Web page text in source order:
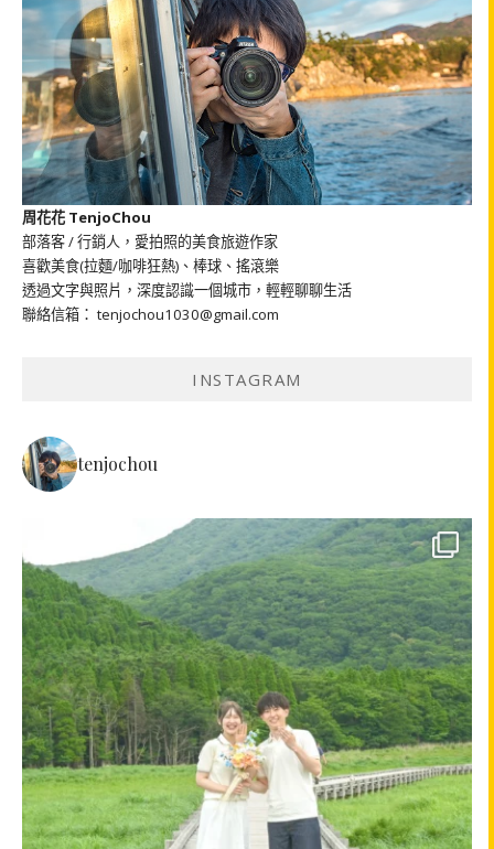
周花花 TenjoChou
部落客 / 行銷人，愛拍照的美食旅遊作家
喜歡美食(拉麵/咖啡狂熱)、棒球、搖滾樂
透過文字與照片，深度認識一個城市，輕輕聊聊生活
聯絡信箱： tenjochou1030@gmail.com
INSTAGRAM
tenjochou